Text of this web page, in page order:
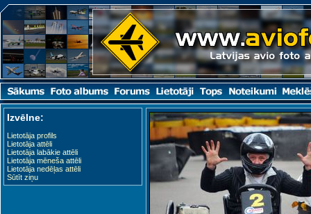
Izvēlne:
Lietotāja profils
Lietotāja attēli
Lietotāja labākie attēli
Lietotāja mēneša attēli
Lietotāja nedēļas attēli
Sūtīt ziņu